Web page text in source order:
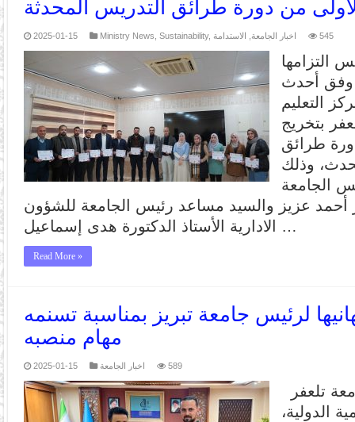
من دورة طرائق التدريس المحدثة
2025-01-15 Ministry News ,Sustainability, اخبار الجامعة الاستدامة 545
التزامها
وفق أحدث
التعليم
بتخريج
طرائق
وذلك
الجامعة
أحمد عزيز والسيد مساعد رئيس الجامعة للشؤون
الادارية الأستاذ الدكتورة هدى إسماعيل …
Read More »
لرئيس جامعة تبريز بمناسبة تسنمه
مهام منصبه
2025-01-15 اخبار الجامعة 589
الدولية،